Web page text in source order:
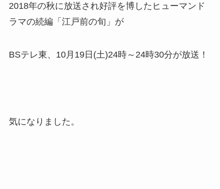
2018年の秋に放送され好評を博したヒューマンド
ラマの続編「江戸前の旬」が
BSテレ東、10月19日(土)24時～24時30分が放送！
気になりました。